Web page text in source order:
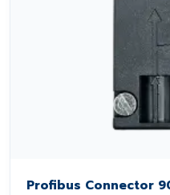
Profibus Connector